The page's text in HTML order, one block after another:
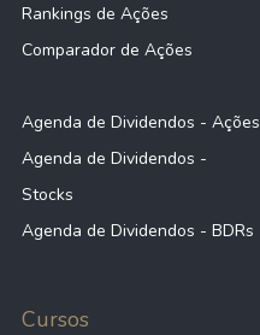
Rankings de Ações
Comparador de Ações
Agenda de Dividendos - Ações
Agenda de Dividendos -
Stocks
Agenda de Dividendos - BDRs
Cursos